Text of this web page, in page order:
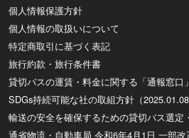
個人情報保護方針
個人情報の取扱いについて
特定商取引に基づく表記
旅行約款・旅行条件書
貸切バスの運賃・料金に関する「通報窓口
SDGs持続可能な社の取組方針（2025.01.08
輸送の安全を確保するための貸切バス選定
通省物流・自動車局 令和6年4月1日 一部改